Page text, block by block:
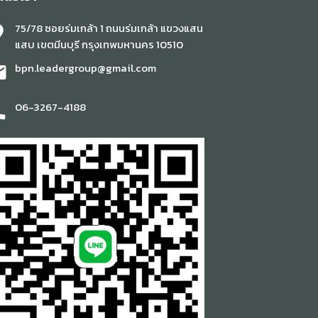
75/78 ซอยร่มเกล้า 1 ถนนร่มเกล้า แขวงแสน
แสบ เขตมีนบุรี กรุงเทพมหานคร 10510
bpn.leadergroup@gmail.com
06-3267-4188